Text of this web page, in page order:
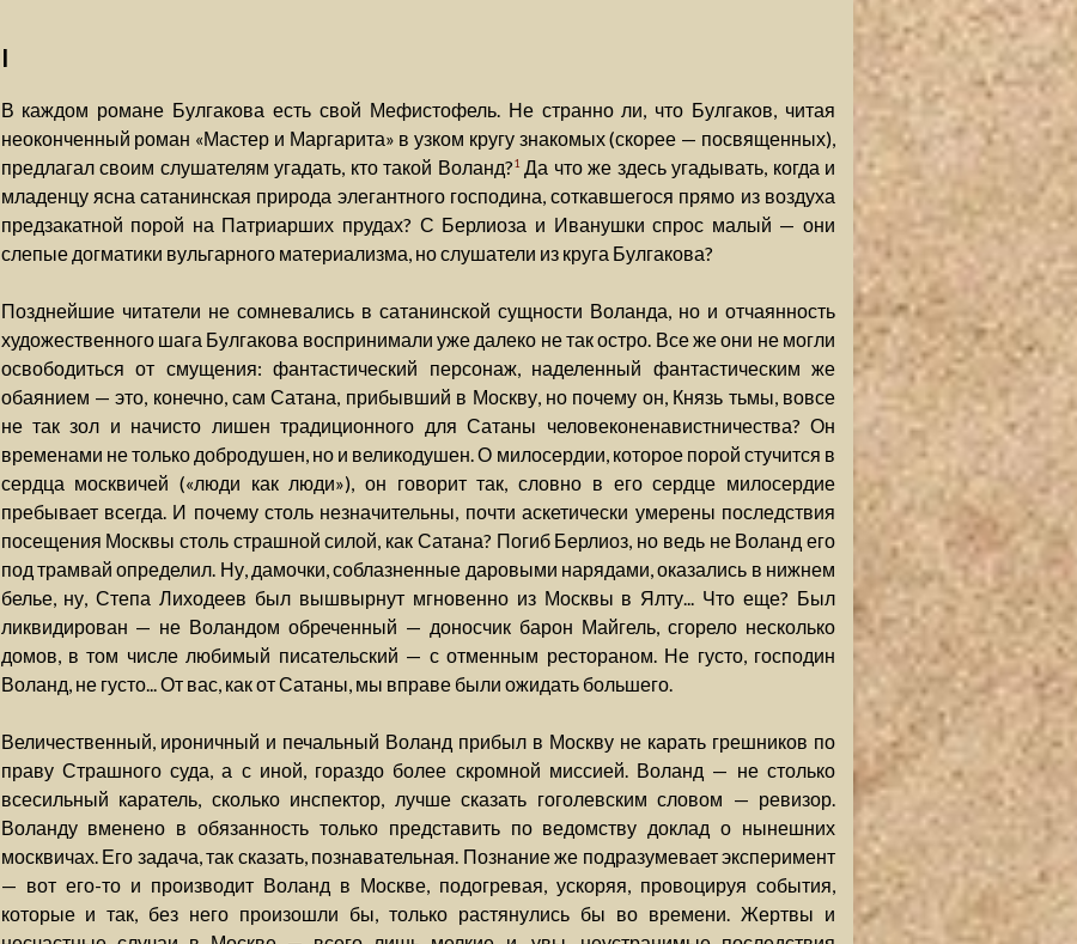
I
В каждом романе Булгакова есть свой Мефистофель. Не странно ли, что Булгаков, читая
неоконченный роман «Мастер и Маргарита» в узком кругу знакомых (скорее — посвященных),
предлагал своим слушателям угадать, кто такой Воланд?1Да что же здесь угадывать, когда и
младенцу ясна сатанинская природа элегантного господина, соткавшегося прямо из воздуха
предзакатной порой на Патриарших прудах? С Берлиоза и Иванушки спрос малый — они
слепые догматики вульгарного материализма, но слушатели из круга Булгакова?
Позднейшие читатели не сомневались в сатанинской сущности Воланда, но и отчаянность
художественного шага Булгакова воспринимали уже далеко не так остро. Все же они не могли
освободиться от смущения: фантастический персонаж, наделенный фантастическим же
обаянием — это, конечно, сам Сатана, прибывший в Москву, но почему он, Князь тьмы, вовсе
не так зол и начисто лишен традиционного для Сатаны человеконенавистничества? Он
временами не только добродушен, но и великодушен. О милосердии, которое порой стучится в
сердца москвичей («люди как люди»), он говорит так, словно в его сердце милосердие
пребывает всегда. И почему столь незначительны, почти аскетически умерены последствия
посещения Москвы столь страшной силой, как Сатана? Погиб Берлиоз, но ведь не Воланд его
под трамвай определил. Ну, дамочки, соблазненные даровыми нарядами, оказались в нижнем
белье, ну, Степа Лиходеев был вышвырнут мгновенно из Москвы в Ялту... Что еще? Был
ликвидирован — не Воландом обреченный — доносчик барон Майгель, сгорело несколько
домов, в том числе любимый писательский — с отменным рестораном. Не густо, господин
Воланд, не густо... От вас, как от Сатаны, мы вправе были ожидать большего.
Величественный, ироничный и печальный Воланд прибыл в Москву не карать грешников по
праву Страшного суда, а с иной, гораздо более скромной миссией. Воланд — не столько
всесильный каратель, сколько инспектор, лучше сказать гоголевским словом — ревизор.
Воланду вменено в обязанность только представить по ведомству доклад о нынешних
москвичах. Его задача, так сказать, познавательная. Познание же подразумевает эксперимент
— вот его-то и производит Воланд в Москве, подогревая, ускоряя, провоцируя события,
которые и так, без него произошли бы, только растянулись бы во времени. Жертвы и